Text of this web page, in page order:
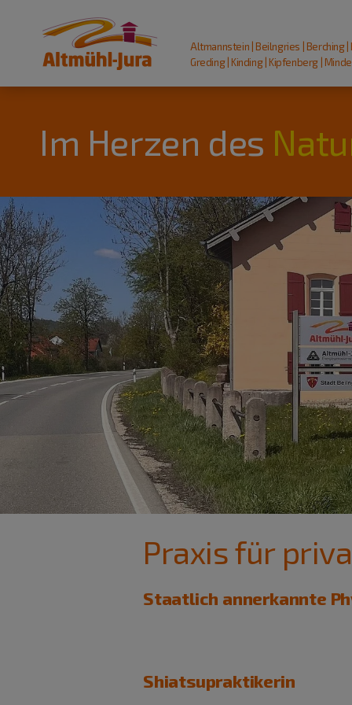
Altmannstein | Beilngries | Berching
Greding | Kinding | Kipfenberg |
Im Herzen des
Praxis für
Staatlich annerkannte
Shiatsupraktikerin